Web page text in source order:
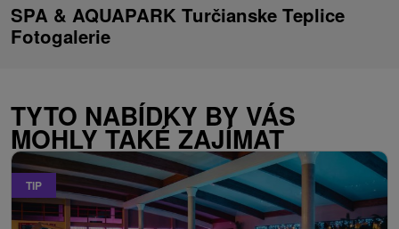
SPA & AQUAPARK Turčianske Teplice
Fotogalerie
TYTO NABÍDKY BY VÁS
MOHLY TAKÉ ZAJÍMAT
TIP